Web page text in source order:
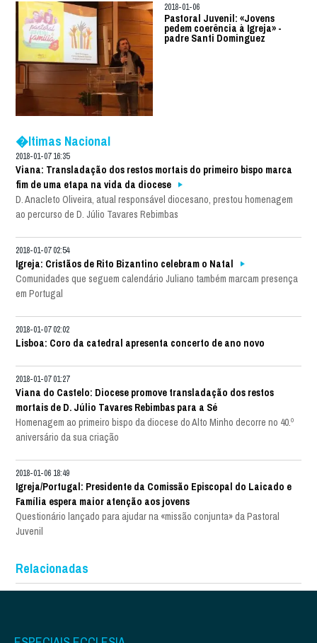
2018-01-06
Pastoral Juvenil: «Jovens
pedem coerência à Igreja» -
padre Santi Dominguez
�ltimas Nacional
2018-01-07 16:35
Viana: Transladação dos restos mortais do primeiro bispo marca
fim de uma etapa na vida da diocese
D. Anacleto Oliveira, atual responsável diocesano, prestou homenagem
ao percurso de D. Júlio Tavares Rebimbas
2018-01-07 02:54
Igreja: Cristãos de Rito Bizantino celebram o Natal
Comunidades que seguem calendário Juliano também marcam presença
em Portugal
2018-01-07 02:02
Lisboa: Coro da catedral apresenta concerto de ano novo
2018-01-07 01:27
Viana do Castelo: Diocese promove transladação dos restos
mortais de D. Júlio Tavares Rebimbas para a Sé
Homenagem ao primeiro bispo da diocese do Alto Minho decorre no 40.º
aniversário da sua criação
2018-01-06 18:49
Igreja/Portugal: Presidente da Comissão Episcopal do Laicado e
Família espera maior atenção aos jovens
Questionário lançado para ajudar na «missão conjunta» da Pastoral
Juvenil
Relacionadas